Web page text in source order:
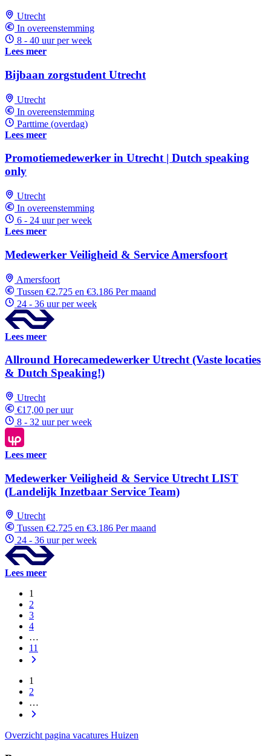
Utrecht
In overeenstemming
8 - 40 uur per week
Lees meer
Bijbaan zorgstudent Utrecht
Utrecht
In overeenstemming
Parttime (overdag)
Lees meer
Promotiemedewerker in Utrecht | Dutch speaking
only
Utrecht
In overeenstemming
6 - 24 uur per week
Lees meer
Medewerker Veiligheid & Service Amersfoort
Amersfoort
Tussen €2.725 en €3.186 Per maand
24 - 36 uur per week
Lees meer
Allround Horecamedewerker Utrecht (Vaste locaties
& Dutch Speaking!)
Utrecht
€17,00 per uur
8 - 32 uur per week
Lees meer
Medewerker Veiligheid & Service Utrecht LIST
(Landelijk Inzetbaar Service Team)
Utrecht
Tussen €2.725 en €3.186 Per maand
24 - 36 uur per week
Lees meer
1
2
3
4
…
11
1
2
…
Overzicht pagina vacatures Huizen